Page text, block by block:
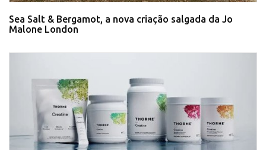
Sea Salt & Bergamot, a nova criação salgada da Jo
Malone London